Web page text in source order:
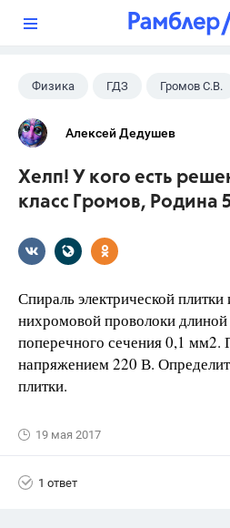
Физика ГДЗ Громов С.В.
Родина Н.А.
Алексей Дедушев
Хелп! У кого есть
класс Громов, Родина
Спираль электрической плитки
нихромовой проволоки
поперечного сечения 0,1 мм2.
напряжением 220 В.
плитки.
19 мая 2017
1 ответ